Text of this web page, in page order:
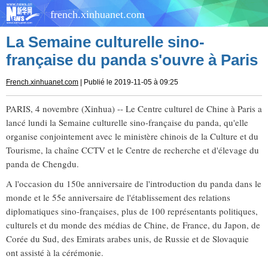
french.xinhuanet.com
La Semaine culturelle sino-
française du panda s'ouvre à Paris
French.xinhuanet.com | Publié le 2019-11-05 à 09:25
PARIS, 4 novembre (Xinhua) -- Le Centre culturel de Chine à Paris a
lancé lundi la Semaine culturelle sino-française du panda, qu'elle
organise conjointement avec le ministère chinois de la Culture et du
Tourisme, la chaîne CCTV et le Centre de recherche et d'élevage du
panda de Chengdu.
A l'occasion du 150e anniversaire de l'introduction du panda dans le
monde et le 55e anniversaire de l'établissement des relations
diplomatiques sino-françaises, plus de 100 représentants politiques,
culturels et du monde des médias de Chine, de France, du Japon, de
Corée du Sud, des Emirats arabes unis, de Russie et de Slovaquie
ont assisté à la cérémonie.